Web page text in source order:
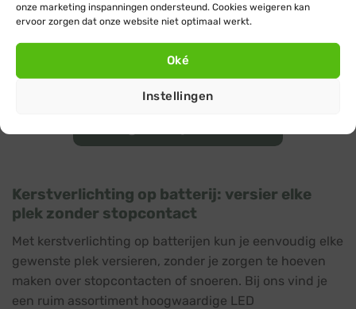
onze marketing inspanningen ondersteund. Cookies weigeren kan
ervoor zorgen dat onze website niet optimaal werkt.
Oké
Instellingen
Wat zijn de 8 verschillende
functies / effecten?
Kerstverlichting op batterij: versier elke
plek zonder stopcontact
Met kerstverlichting op batterijen kun je eenvoudig elke
gewenste plek versieren, zonder je zorgen te hoeven
maken over stopcontacten of snoeren. Bij ons vind je
een ruim assortiment hoogwaardige LED